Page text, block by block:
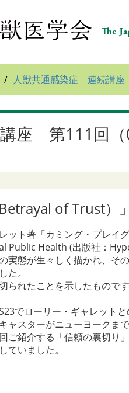
人獣共通感染症 連続講座
座 第111回（
of Trust）」
ト著「カミング・プレイ
Health (出版社：
態が生々しく描かれ、そ
た。
れたことを示したもので
でローリー・ギャレット
ャスターがニューヨーク
ご紹介する「信頼の裏切
ていました。